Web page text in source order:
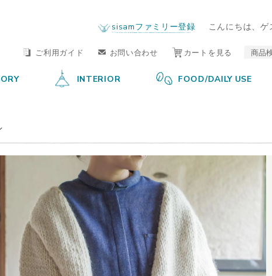
by sisam FAIR TRADE
sisamファミリー登録 こんにちは、ゲ
ご利用ガイド お問い合わせ カートを見る
INTERIOR FOOD/DAILY USE